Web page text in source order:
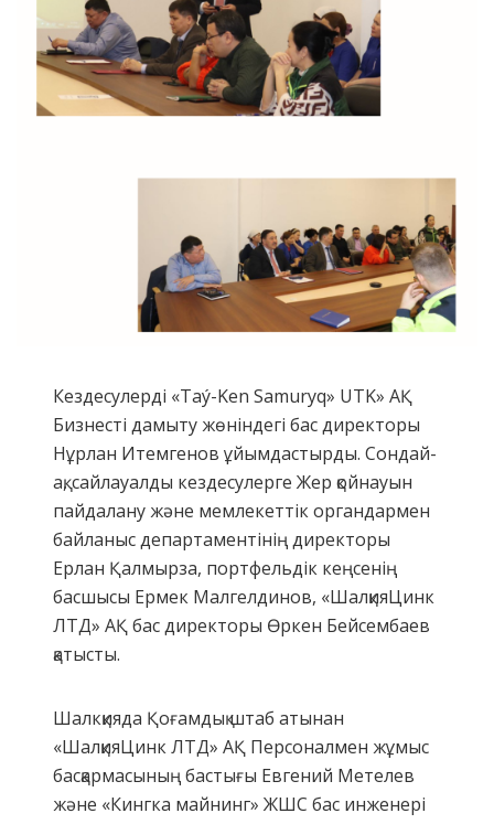
Кездесулерді «Taý-Ken Samuryq» UTK» АҚ
Бизнесті дамыту жөніндегі бас директоры
Нұрлан Итемгенов ұйымдастырды. Сондай-
ақ, сайлауалды кездесулерге Жер қойнауын
пайдалану және мемлекеттік органдармен
байланыс департаментінің директоры
Ерлан Қалмырза, портфельдік кеңсенің
басшысы Ермек Малгелдинов, «ШалқияЦинк
ЛТД» АҚ бас директоры Өркен Бейсембаев
қатысты.
Шалкқияда Қоғамдық штаб атынан
«ШалқияЦинк ЛТД» АҚ Персоналмен жұмыс
басқармасының бастығы Евгений Метелев
және «Кингка майнинг» ЖШС бас инженері